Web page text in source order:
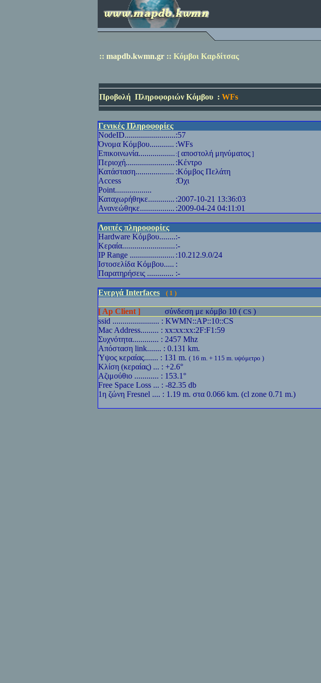
:: mapdb.kwmn.gr :: Κόμβοι Καρδίτσας
Προβολή Πληροφοριών Κόμβου : WFs
Γενικές Πληροφορίες
NodeID.........................:57
Όνομα Κόμβου............ :WFs
Επικοινωνία.................. :[ αποστολή μηνύματος ]
Περιοχή........................ :Κέντρο
Κατάσταση................... :Κόμβος Πελάτη
Access
Point..................
:Όχι
Καταχωρήθηκε............. :2007-10-21 13:36:03
Ανανεώθηκε................. :2009-04-24 04:11:01
Λοιπές πληροφορίες
Hardware Κόμβου........:-
Κεραία..........................:-
IP Range ...................... :10.212.9.0/24
Ιστοσελίδα Κόμβου..... :
Παρατηρήσεις ............. :-
Ενεργά Interfaces ( 1 )
[ Ap Client ] σύνδεση με κόμβο 10 ( CS )
ssid ....................... : KWMN::AP::10::CS
Mac Address......... : xx:xx:xx:2F:F1:59
Συχνότητα............. : 2457 Mhz
Απόσταση link....... : 0.131 km.
Ύψoς κεραίας....... : 131 m. ( 16 m. + 115 m. υψόμετρο )
Κλίση (κεραίας) ... : +2.6°
Αζιμούθιο ............ : 153.1°
Free Space Loss ... : -82.35 db
1η ζώνη Fresnel .... : 1.19 m. στα 0.066 km. (cl zone 0.71 m.)